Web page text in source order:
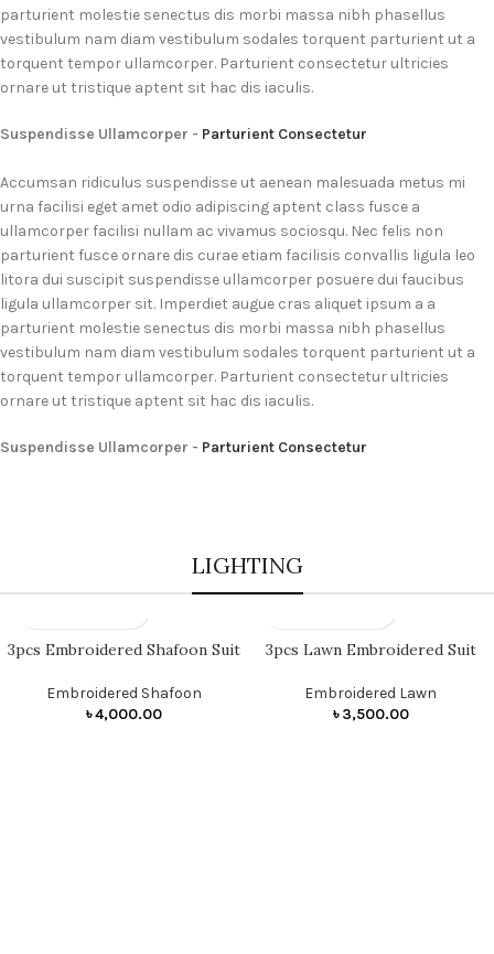
parturient molestie senectus dis morbi massa nibh phasellus
vestibulum nam diam vestibulum sodales torquent parturient ut a
torquent tempor ullamcorper. Parturient consectetur ultricies
ornare ut tristique aptent sit hac dis iaculis.
Suspendisse Ullamcorper - Parturient Consectetur
Accumsan ridiculus suspendisse ut aenean malesuada metus mi
urna facilisi eget amet odio adipiscing aptent class fusce a
ullamcorper facilisi nullam ac vivamus sociosqu. Nec felis non
parturient fusce ornare dis curae etiam facilisis convallis ligula leo
litora dui suscipit suspendisse ullamcorper posuere dui faucibus
ligula ullamcorper sit. Imperdiet augue cras aliquet ipsum a a
parturient molestie senectus dis morbi massa nibh phasellus
vestibulum nam diam vestibulum sodales torquent parturient ut a
torquent tempor ullamcorper. Parturient consectetur ultricies
ornare ut tristique aptent sit hac dis iaculis.
Suspendisse Ullamcorper - Parturient Consectetur
LIGHTING
3pcs Embroidered Shafoon Suit
Embroidered Shafoon
৳4,000.00
3pcs Lawn Embroidered Suit
Embroidered Lawn
৳3,500.00